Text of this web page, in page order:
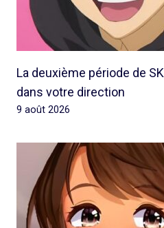
La deuxième période de
dans votre direction
9 août 2026